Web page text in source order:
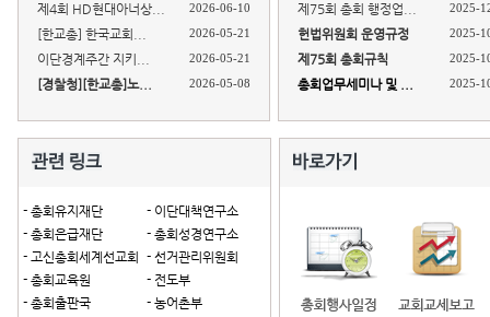
제4회 HD현대아너상... 2026-06-10
[한교총] 한국교회... 2026-05-21
이단경계주간 지키... 2026-05-21
[경찰청][한교총]노... 2026-05-08
제75회 총회 행정업... 2025-
헌법위원회 운영규정 2025-
제75회 총회규칙 2025-
총회업무세미나 및 ... 2025-
- 총회유지재단
- 총회은급재단
- 고신총회세계선교회
- 총회교육원
- 총회출판국
- 이단대책연구소
- 총회성경연구소
- 선거관리위원회
- 전도부
- 농어촌부